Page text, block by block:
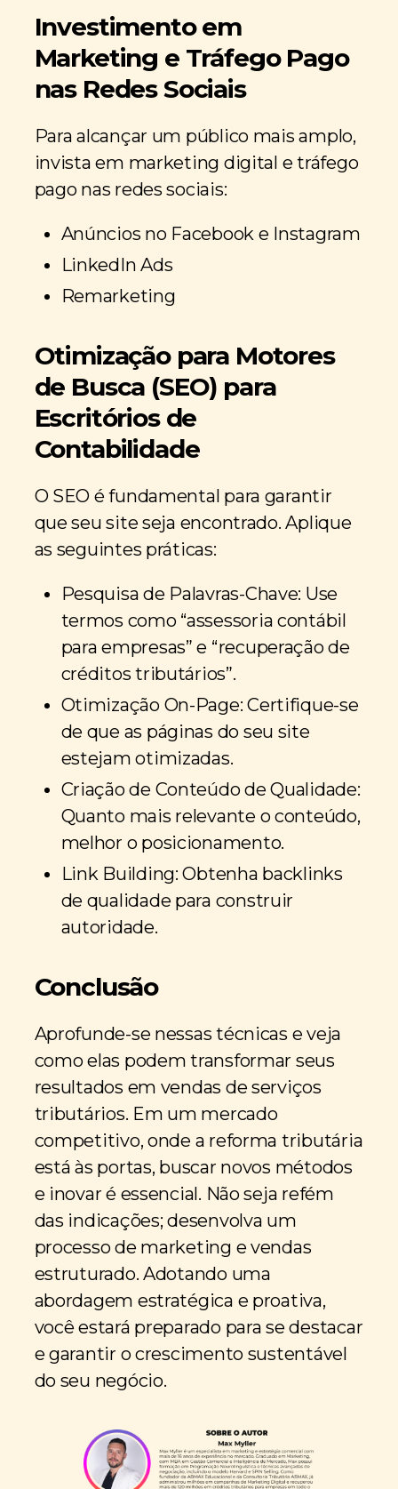
Investimento em
Marketing e Tráfego Pago
nas Redes Sociais
Para alcançar um público mais amplo,
invista em marketing digital e tráfego
pago nas redes sociais:
Anúncios no Facebook e Instagram
LinkedIn Ads
Remarketing
Otimização para Motores
de Busca (SEO) para
Escritórios de
Contabilidade
O SEO é fundamental para garantir
que seu site seja encontrado. Aplique
as seguintes práticas:
Pesquisa de Palavras-Chave: Use
termos como “assessoria contábil
para empresas” e “recuperação de
créditos tributários”.
Otimização On-Page: Certifique-se
de que as páginas do seu site
estejam otimizadas.
Criação de Conteúdo de Qualidade:
Quanto mais relevante o conteúdo,
melhor o posicionamento.
Link Building: Obtenha backlinks
de qualidade para construir
autoridade.
Conclusão
Aprofunde-se nessas técnicas e veja
como elas podem transformar seus
resultados em vendas de serviços
tributários. Em um mercado
competitivo, onde a reforma tributária
está às portas, buscar novos métodos
e inovar é essencial. Não seja refém
das indicações; desenvolva um
processo de marketing e vendas
estruturado. Adotando uma
abordagem estratégica e proativa,
você estará preparado para se destacar
e garantir o crescimento sustentável
do seu negócio.